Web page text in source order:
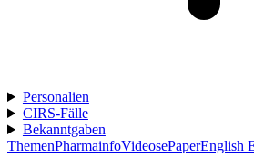
Personalien
CIRS-Fälle
Bekanntgaben
ThemenPharmainfoVideosePaperEnglish